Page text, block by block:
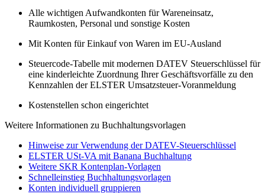
Alle wichtigen Aufwandkonten für Wareneinsatz,
Raumkosten, Personal und sonstige Kosten
Mit Konten für Einkauf von Waren im EU-Ausland
Steuercode-Tabelle mit modernen DATEV Steuerschlüssel für
eine kinderleichte Zuordnung Ihrer Geschäftsvorfälle zu den
Kennzahlen der ELSTER Umsatzsteuer-Voranmeldung
Kostenstellen schon eingerichtet
Weitere Informationen zu Buchhaltungsvorlagen
Hinweise zur Verwendung der DATEV-Steuerschlüssel
ELSTER USt-VA mit Banana Buchhaltung
Weitere SKR Kontenplan-Vorlagen
Schnelleinstieg Buchhaltungsvorlagen
Konten individuell gruppieren